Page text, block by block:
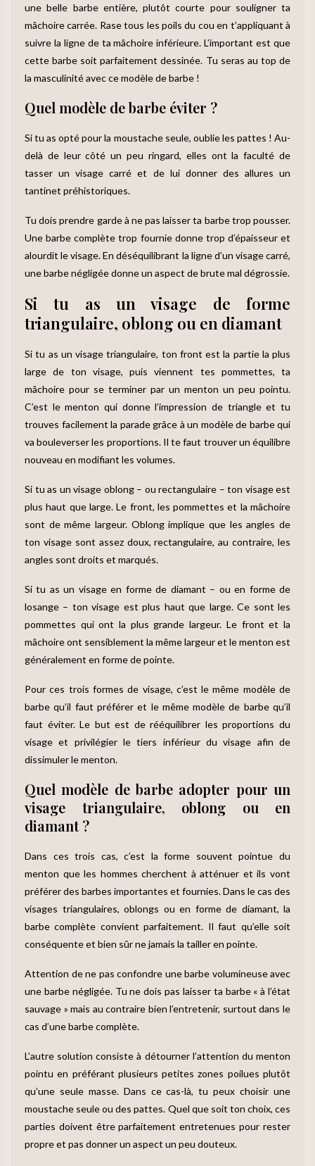
une belle barbe entière, plutôt courte pour souligner ta
mâchoire carrée. Rase tous les poils du cou en t’appliquant à
suivre la ligne de ta mâchoire inférieure. L’important est que
cette barbe soit parfaitement dessinée. Tu seras au top de
la masculinité avec ce modèle de barbe !
Quel modèle de barbe éviter ?
Si tu as opté pour la moustache seule, oublie les pattes ! Au-
delà de leur côté un peu ringard, elles ont la faculté de
tasser un visage carré et de lui donner des allures un
tantinet préhistoriques.
Tu dois prendre garde à ne pas laisser ta barbe trop pousser.
Une barbe complète trop fournie donne trop d’épaisseur et
alourdit le visage. En déséquilibrant la ligne d’un visage carré,
une barbe négligée donne un aspect de brute mal dégrossie.
Si tu as un visage de forme
triangulaire, oblong ou en diamant
Si tu as un visage triangulaire, ton front est la partie la plus
large de ton visage, puis viennent tes pommettes, ta
mâchoire pour se terminer par un menton un peu pointu.
C’est le menton qui donne l’impression de triangle et tu
trouves facilement la parade grâce à un modèle de barbe qui
va bouleverser les proportions. Il te faut trouver un équilibre
nouveau en modifiant les volumes.
Si tu as un visage oblong – ou rectangulaire – ton visage est
plus haut que large. Le front, les pommettes et la mâchoire
sont de même largeur. Oblong implique que les angles de
ton visage sont assez doux, rectangulaire, au contraire, les
angles sont droits et marqués.
Si tu as un visage en forme de diamant – ou en forme de
losange – ton visage est plus haut que large. Ce sont les
pommettes qui ont la plus grande largeur. Le front et la
mâchoire ont sensiblement la même largeur et le menton est
généralement en forme de pointe.
Pour ces trois formes de visage, c’est le même modèle de
barbe qu’il faut préférer et le même modèle de barbe qu’il
faut éviter. Le but est de rééquilibrer les proportions du
visage et privilégier le tiers inférieur du visage afin de
dissimuler le menton.
Quel modèle de barbe adopter pour un
visage triangulaire, oblong ou en
diamant ?
Dans ces trois cas, c’est la forme souvent pointue du
menton que les hommes cherchent à atténuer et ils vont
préférer des barbes importantes et fournies. Dans le cas des
visages triangulaires, oblongs ou en forme de diamant, la
barbe complète convient parfaitement. Il faut qu’elle soit
conséquente et bien sûr ne jamais la tailler en pointe.
Attention de ne pas confondre une barbe volumineuse avec
une barbe négligée. Tu ne dois pas laisser ta barbe « à l’état
sauvage » mais au contraire bien l’entretenir, surtout dans le
cas d’une barbe complète.
L’autre solution consiste à détourner l’attention du menton
pointu en préférant plusieurs petites zones poilues plutôt
qu’une seule masse. Dans ce cas-là, tu peux choisir une
moustache seule ou des pattes. Quel que soit ton choix, ces
parties doivent être parfaitement entretenues pour rester
propre et pas donner un aspect un peu douteux.